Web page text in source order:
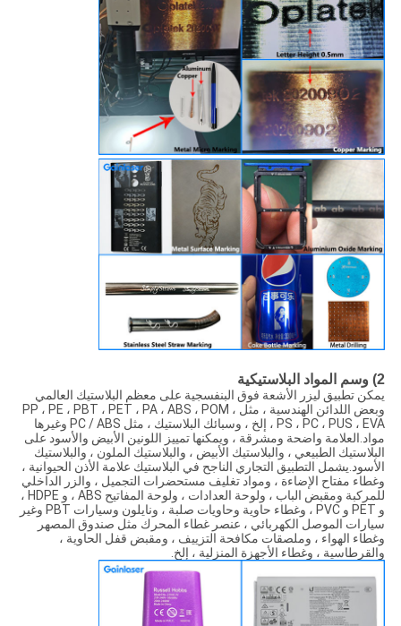
2) وسم المواد البلاستيكية
يمكن تطبيق ليزر الأشعة فوق البنفسجية على معظم البلاستيك العالمي
وبعض اللدائن الهندسية ، مثل PP ، PE ، PBT ، PET ، PA ، ABS ، POM ،
PS ، PC ، PUS ، EVA ، إلخ ، وسبائك البلاستيك ، مثل PC / ABS وغيرها
مواد.العلامة واضحة ومشرقة ، ويمكنها تمييز اللونين الأبيض والأسود على
البلاستيك الطبيعي ، والبلاستيك الأبيض ، والبلاستيك الملون ، والبلاستيك
الأسود.يشمل التطبيق التجاري الناجح في البلاستيك علامة الأذن الحيوانية ،
وغطاء مفتاح الإضاءة ، ومواد تغليف مستحضرات التجميل ، والزر الداخلي
للمركبة ومقبض الباب ، ولوحة العدادات ، ولوحة المفاتيح ABS ، و HDPE ،
و PET و PVC ، وغطاء حاوية وحاويات صلبة ، ونايلون وسيارات PBT وغير
سيارات الموصل الكهربائي ، عنصر غطاء المحرك مثل صندوق المصهر
وغطاء الهواء ، وملصقات مكافحة التزييف ، ومقبض قفل الحاوية ،
والقرطاسية ، وغطاء الأجهزة المنزلية ، إلخ.